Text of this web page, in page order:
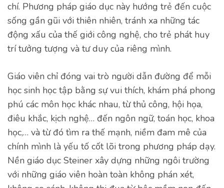
chí. Phương pháp giáo dục này hướng trẻ đến cuộc
sống gần gũi với thiên nhiên, tránh xa những tác
động xấu của thế giới công nghệ, cho trẻ phát huy
trí tưởng tượng và tư duy của riêng mình.
Giáo viên chỉ đóng vai trò người dẫn đường để mỗi
học sinh học tập bằng sự vui thích, khám phá phong
phú các môn học khác nhau, từ thủ công, hội họa,
điêu khắc, kịch nghệ… đến ngôn ngữ, toán học, khoa
học,… và từ đó tìm ra thế mạnh, niềm đam mê của
chính mình là yếu tố cốt lõi trong phương pháp dạy.
Nền giáo dục Steiner xây dựng những ngôi trường
với những giáo viên hoàn toàn không phán xét,